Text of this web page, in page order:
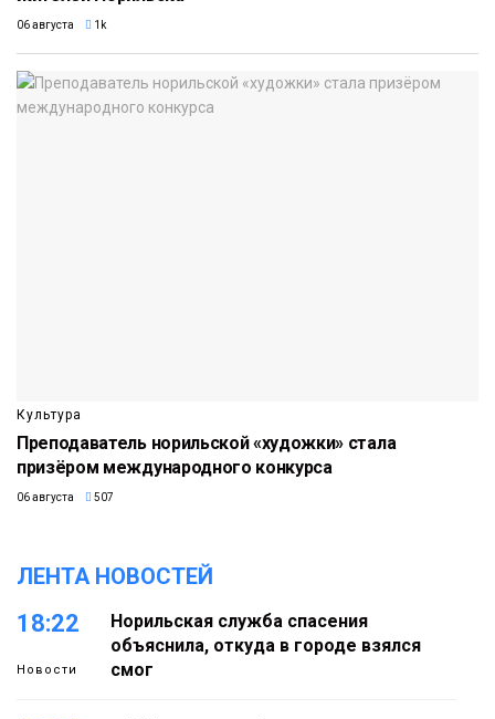
06 августа 1k
Культура
Преподаватель норильской «художки» стала
призёром международного конкурса
06 августа 507
ЛЕНТА НОВОСТЕЙ
18:22
Новости
Норильская служба спасения
объяснила, откуда в городе взялся
смог